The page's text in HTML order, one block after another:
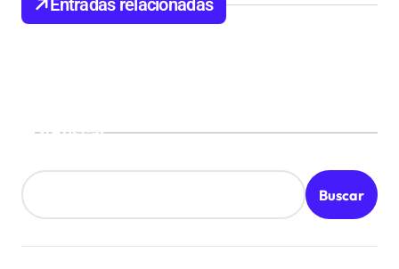
e
d
s
Entradas relacionadas
Buscar
Buscar